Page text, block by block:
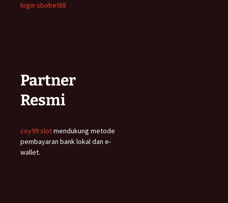
login sbobet88
Partner
Resmi
coy99 slotmendukung metode
pembayaran bank lokal dan e-
wallet.